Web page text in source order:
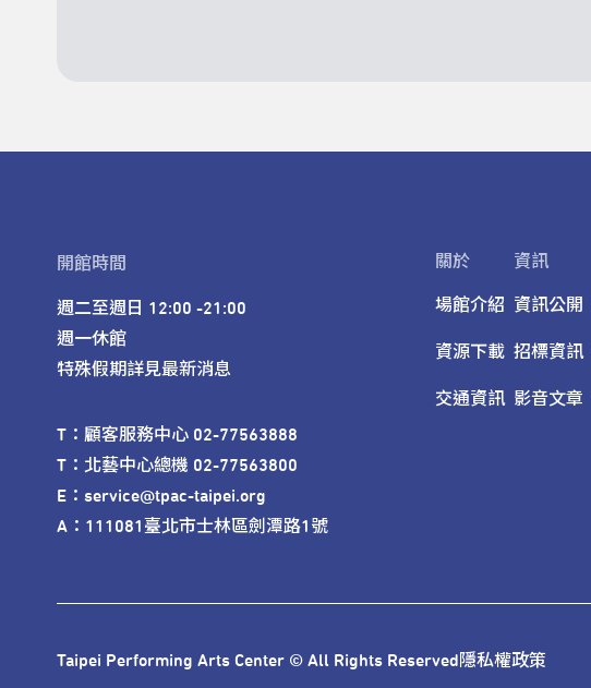
開館時間
週二至週日 12:00 -21:00
週一休館
特殊假期詳見最新消息
T：顧客服務中心 02-77563888
T：北藝中心總機 02-77563800
E：service@tpac-taipei.org
A：111081臺北市士林區劍潭路1號
關於
場館介紹
資源下載
交通資訊
資訊
資訊公開
招標資訊
影音文章
Taipei Performing Arts Center © All Rights Reserved隱私權政策